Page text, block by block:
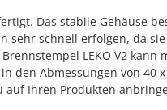
Das stabile
sehr schnell erfolgen, da
LEKO V2
den Abmessungen von
auf Ihren Produkten